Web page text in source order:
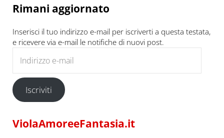
Rimani aggiornato
Inserisci il tuo indirizzo e-mail per iscriverti a questa testata,
e ricevere via e-mail le notifiche di nuovi post.
Iscriviti
ViolaAmoreeFantasia.it